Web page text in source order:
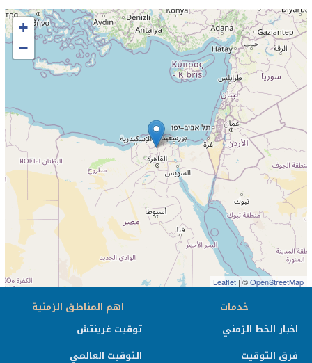
+
−
Leaflet | ©OpenStreetMap
خدمات
اخبار الخط الزمني
فرق التوقيت
اهم المناطق الزمنية
توقيت غرينتش
التوقيت العالمي